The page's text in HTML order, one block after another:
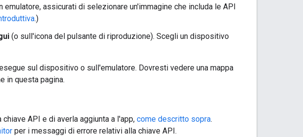
emulatore, assicurati di selezionare un'immagine che includa le API
.)
(o sull'icona del pulsante di riproduzione). Scegli un dispositivo
sul dispositivo o sull'emulatore. Dovresti vedere una mappa
in questa pagina.
chiave API e di averla aggiunta a l'app, come descritto sopra.
per i messaggi di errore relativi alla chiave API.